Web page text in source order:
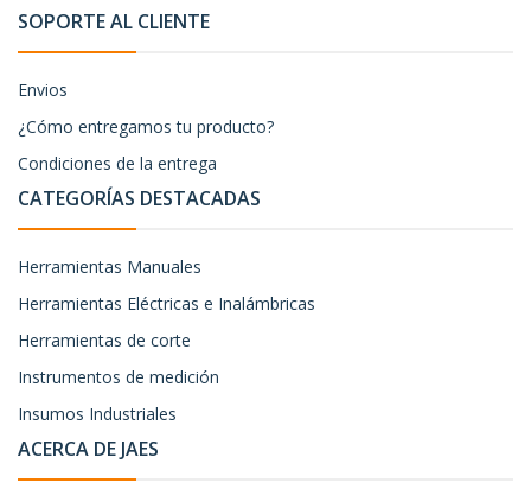
SOPORTE AL CLIENTE
Envios
¿Cómo entregamos tu producto?
Condiciones de la entrega
CATEGORÍAS DESTACADAS
Herramientas Manuales
Herramientas Eléctricas e Inalámbricas
Herramientas de corte
Instrumentos de medición
Insumos Industriales
ACERCA DE JAES